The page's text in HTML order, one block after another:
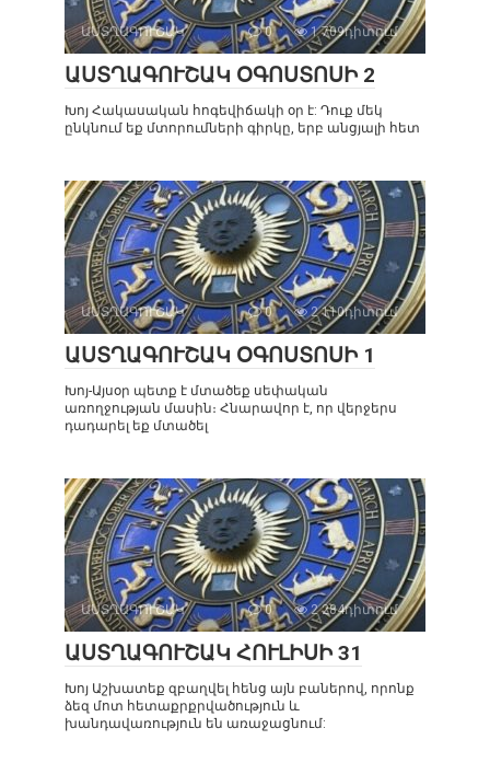
ԱՍՏՂԱԳՈՒՇԱԿ 0 1 709դիտում
ԱՍՏՂԱԳՈՒՇԱԿ ՕԳՈՍՏՈՍԻ 2
Խոյ Հակասական հոգեվիճակի օր է: Դուք մեկ
ընկնում եք մտորումների գիրկը, երբ անցյալի հետ
ԱՍՏՂԱԳՈՒՇԱԿ 0 2 110դիտում
ԱՍՏՂԱԳՈՒՇԱԿ ՕԳՈՍՏՈՍԻ 1
Խոյ-Այսօր պետք է մտածեք սեփական
առողջության մասին։ Հնարավոր է, որ վերջերս
դադարել եք մտածել
ԱՍՏՂԱԳՈՒՇԱԿ 0 2 284դիտում
ԱՍՏՂԱԳՈՒՇԱԿ ՀՈՒԼԻՍԻ 31
Խոյ Աշխատեք զբաղվել հենց այն բաներով, որոնք
ձեզ մոտ հետաքրքրվածություն և
խանդավառություն են առաջացնում: